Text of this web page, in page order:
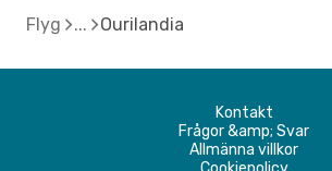
Flyg Ourilandia
Kontakt
Frågor &amp; Svar
Allmänna villkor